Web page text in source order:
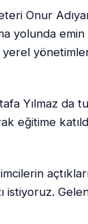
Onur
Yılmaz
eğitime
istiyoruz.